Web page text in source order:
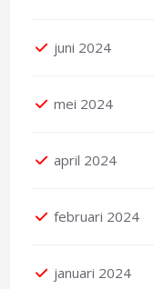
juni 2024
mei 2024
april 2024
februari 2024
januari 2024